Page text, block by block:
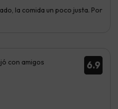
la comida un poco justa. Por
6.9
con amigos